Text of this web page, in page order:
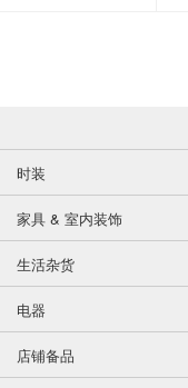
时装
家具 & 室内装饰
生活杂货
电器
店铺备品